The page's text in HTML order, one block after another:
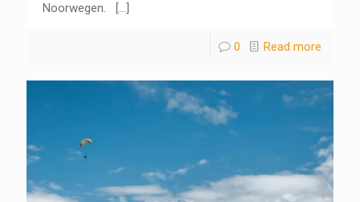
Noorwegen.
[…]
0 Read more